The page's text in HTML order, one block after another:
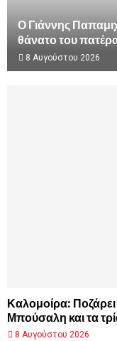
Ο Γιάννης
θάνατο του
8 Αυγούστου 2026
Καλομοίρα:
Μπούσαλη και τα
8 Αυγούστου 2026